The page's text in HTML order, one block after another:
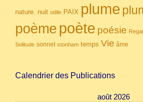
nature. nuit odile PAIX plume
poème poète poésie
Solitude sonnet stonham temps Vie âme
Calendrier des Publications
août 2026